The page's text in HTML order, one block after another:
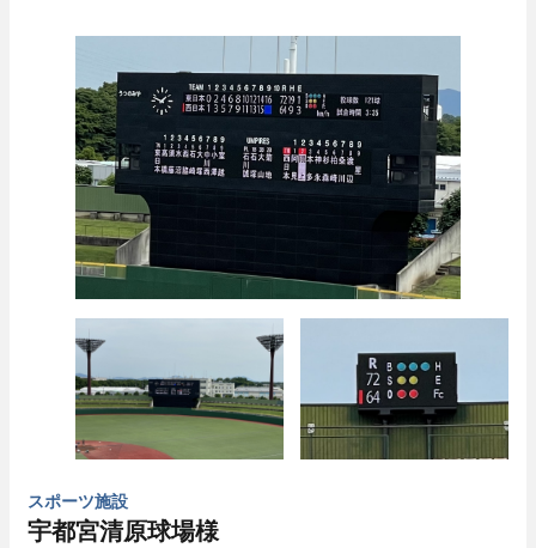
スポーツ施設
宇都宮清原球場様